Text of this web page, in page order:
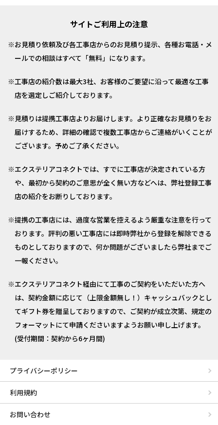
サイトご利用上の注意
お見積り依頼及び各工事店からのお見積り提示、各種お電話・メ
ールでの相談はすべて「無料」になります。
工事店の紹介数は最大3社、お客様のご要望に沿って最適な工事
店を選定しご紹介しております。
見積りは提携工事店よりお届けします。より正確なお見積りをお
届けするため、詳細の確認で複数工事店からご連絡がいくことが
ございます。予めご了承ください。
エクステリアコネクトでは、すでに工事店が決定されている方
や、最初から契約のご意思が全く無い方などへは、弊社登録工事
店の紹介をお断りしております。
提携の工事店には、過度な営業を控えるよう厳重な注意を行って
おります。評判の悪い工事店には即時弊社から登録を解除できる
ものとしておりますので、何か問題がございましたら弊社までご
一報ください。
エクステリアコネクト経由にて工事のご契約をいただいた方へ
は、契約金額に応じて（上限金額無し！）キャッシュバックとし
てギフト券を贈呈しておりますので、ご契約が成立次第、規定の
フォーマットにて申請くださいますようお願い申し上げます。
(受付期間：契約から6ヶ月間)
プライバシーポリシー
利用規約
お問い合わせ